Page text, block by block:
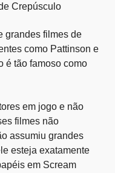
Crepúsculo
grandes filmes de
como Pattinson e
é tão famoso como
em jogo e não
filmes não
assumiu grandes
esteja exatamente
em Scream